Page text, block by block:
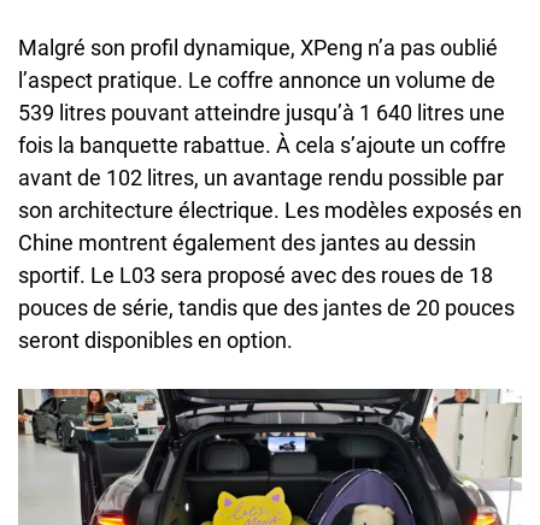
Malgré son profil dynamique, XPeng n’a pas oublié
l’aspect pratique. Le coffre annonce un volume de
539 litres pouvant atteindre jusqu’à 1 640 litres une
fois la banquette rabattue. À cela s’ajoute un coffre
avant de 102 litres, un avantage rendu possible par
son architecture électrique. Les modèles exposés en
Chine montrent également des jantes au dessin
sportif. Le L03 sera proposé avec des roues de 18
pouces de série, tandis que des jantes de 20 pouces
seront disponibles en option.